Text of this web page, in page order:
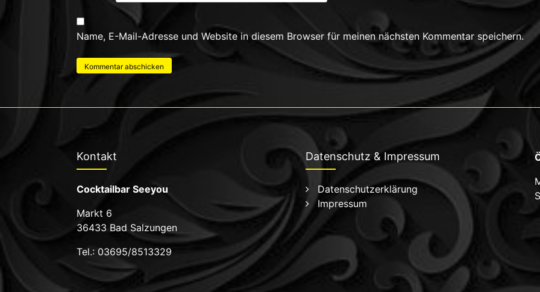
Name, E-Mail-Adresse und Website in diesem Browser für meinen nächsten Kommentar speichern.
Kontakt
Cocktailbar Seeyou
Markt 6
36433 Bad Salzungen
Tel.: 03695/8513329
Datenschutz & Impressum
Datenschutzerklärung
Impressum